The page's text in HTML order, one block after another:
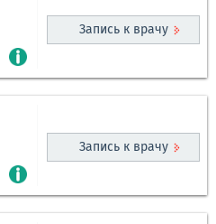
Запись к врачу
Запись к врачу